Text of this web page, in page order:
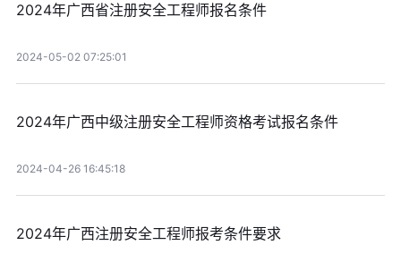
2024年广西省注册安全工程师报名条件
2024-05-02 07:25:01
2024年广西中级注册安全工程师资格考试报名条件
2024-04-26 16:45:18
2024年广西注册安全工程师报考条件要求